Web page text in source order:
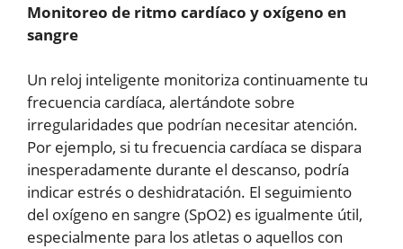
Monitoreo de ritmo cardíaco y oxígeno en
sangre
Un reloj inteligente monitoriza continuamente tu
frecuencia cardíaca, alertándote sobre
irregularidades que podrían necesitar atención.
Por ejemplo, si tu frecuencia cardíaca se dispara
inesperadamente durante el descanso, podría
indicar estrés o deshidratación. El seguimiento
del oxígeno en sangre (SpO2) es igualmente útil,
especialmente para los atletas o aquellos con